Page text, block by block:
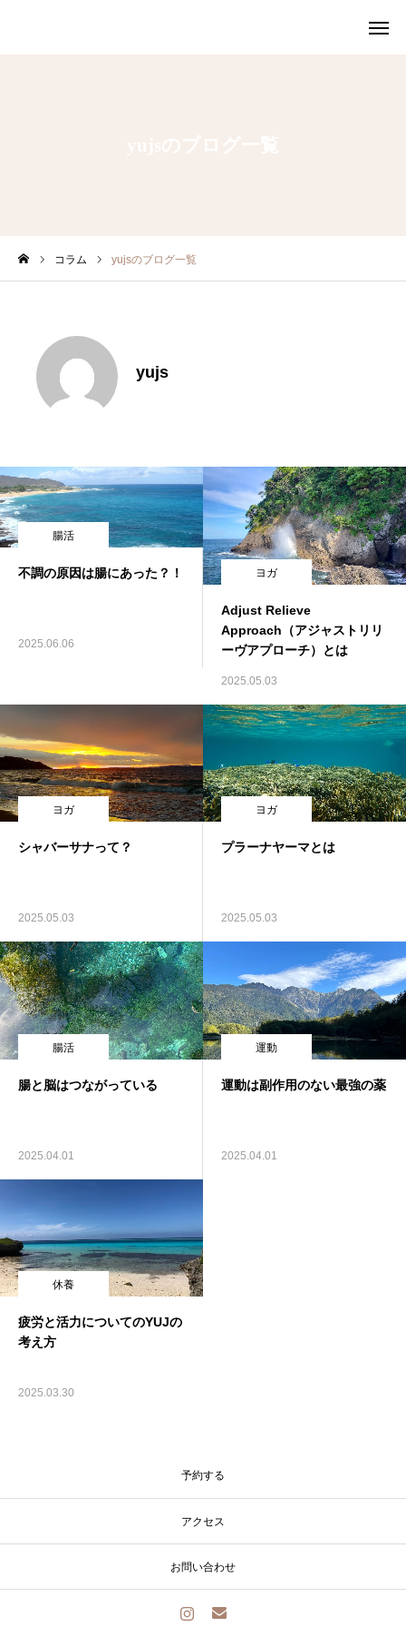
コラム yujsのブログ一覧
yujs
腸活
不調の原因は腸にあった？！
2025.06.06
ヨガ
Adjust Relieve
Approach（アジャストリリ
ーヴアプローチ）とは
2025.05.03
ヨガ
シャバーサナって？
2025.05.03
ヨガ
プラーナヤーマとは
2025.05.03
腸活
腸と脳はつながっている
2025.04.01
運動
運動は副作用のない最強の薬
2025.04.01
休養
疲労と活力についてのYUJの
考え方
2025.03.30
予約する
アクセス
お問い合わせ
当サロンの理念
施術内容
休養診断とは
YUJの考える休養
ご利用の流れ
トップ